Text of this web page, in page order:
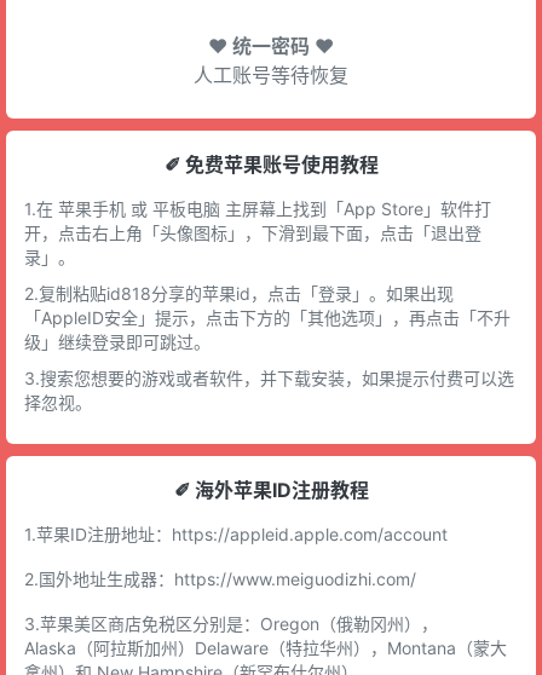
♥ 统一密码 ♥
人工账号等待恢复
✐ 免费苹果账号使用教程
1.在 苹果手机 或 平板电脑 主屏幕上找到「App Store」软件打
开，点击右上角「头像图标」，下滑到最下面，点击「退出登
录」。
2.复制粘贴id818分享的苹果id，点击「登录」。如果出现
「AppleID安全」提示，点击下方的「其他选项」，再点击「不升
级」继续登录即可跳过。
3.搜索您想要的游戏或者软件，并下载安装，如果提示付费可以选
择忽视。
✐ 海外苹果ID注册教程
1.苹果ID注册地址： https://appleid.apple.com/account
2.国外地址生成器： https://www.meiguodizhi.com/
3.苹果美区商店免税区分别是：Oregon（俄勒冈州），
Alaska（阿拉斯加州）Delaware（特拉华州），Montana（蒙大